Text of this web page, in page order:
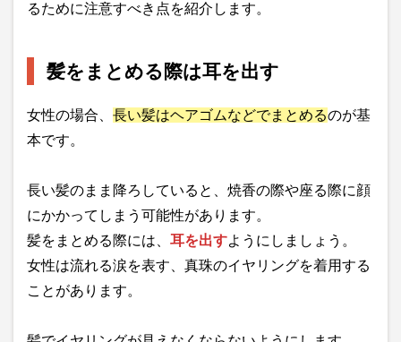
るために注意すべき点を紹介します。
髪をまとめる際は耳を出す
女性の場合、 長い髪はヘアゴムなどでまとめるのが基
本です。
長い髪のまま降ろしていると、焼香の際や座る際に顔
にかかってしまう可能性があります。
髪をまとめる際には、 耳を出すようにしましょう。
女性は流れる涙を表す、真珠のイヤリングを着用する
ことがあります。